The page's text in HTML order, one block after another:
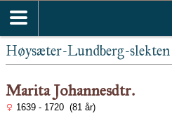
Høysæter-Lundberg-slekten
Marita Johannesdtr.
1639 - 1720 (81 år)